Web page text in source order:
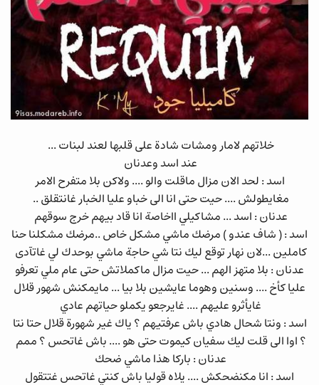
خلاتهم لامار ومشات شادة على قلبها لعند لبنات ...
عند اسد وعدنان
اسد : لحد الان مزال ماقلت والو .... ولاكن بلا متفرح الامر
مغايطولش .... حيت حتى انا الى خباو عليا الخبار غانتقلق ..
عدنان : اسد ... مشاكيلي ااخاصة انا قاد بيهم خرج سوقهم
اسد : ( شاف عندو ) مرضك ماشي مشكل خاص ..مرضك مشكلنا حنا
كاملين ...لان نهار توقع ليك نتا شي حاجة ماشي بوحدك لي غاتآدى
عدنان : بلا متهز الهم ... حيت مزال ماكملاتش حتى عام ملي تعرفو
عليا كأخ .... وسنين وهوما عايشين بلا بيا ... مايمكنش شهور قلال
غايأثرو عليهم .... غايرجعو يكملو حياتهم عادي
اسد : ونتا شحال هادي باش عرفتيهم ؟ ياك غير شهورة قلال حتا نتا
؟ اوا الى قلت ليك سفيان كيموت حتى هو .... باش غاتحس ؟ ممم
عدنان : باركا هذا ماشي ضحك
اسد : انا مكنضحكش .... يلاه قوليا باش كنتي غاتحس غتتقول